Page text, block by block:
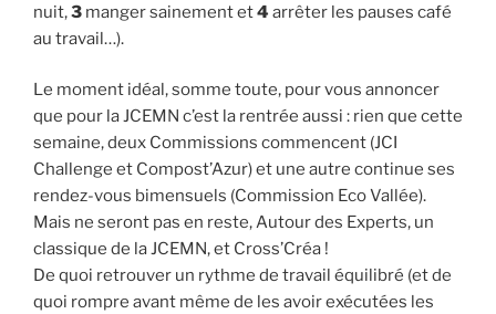
nuit,3 manger sainement et4 arrêter les pauses café
au travail…).
Le moment idéal, somme toute, pour vous annoncer
que pour la JCEMN c’est la rentrée aussi : rien que cette
semaine, deux Commissions commencent (JCI
Challenge et Compost’Azur) et une autre continue ses
rendez-vous bimensuels (Commission Eco Vallée).
Mais ne seront pas en reste,Autour des Experts, un
classique de la JCEMN, et Cross’Créa !
De quoi retrouver un rythme de travail équilibré (et de
quoi rompre avant même de les avoir exécutées les